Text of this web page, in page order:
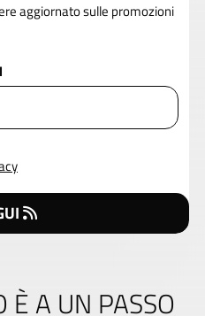
aggiornato sulle promozioni
È A UN PASSO